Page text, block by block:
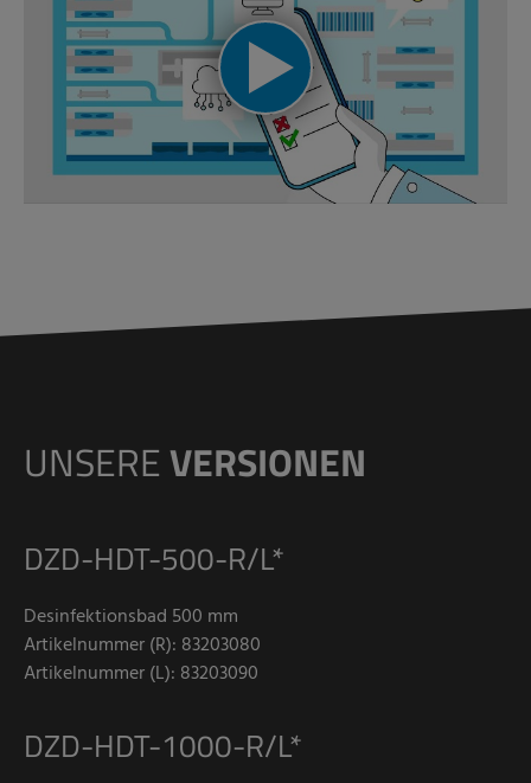
UNSEREVERSIONEN
DZD-HDT-500-R/L*
Desinfektionsbad 500 mm
Artikelnummer (R): 83203080
Artikelnummer (L): 83203090
DZD-HDT-1000-R/L*